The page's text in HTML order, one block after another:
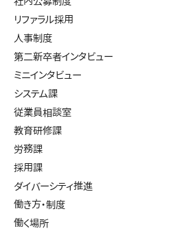
リファラル採用
人事制度
第二新卒者インタビュー
ミニインタビュー
システム課
従業員相談室
教育研修課
労務課
採用課
ダイバーシティ推進
働き方・制度
働く場所